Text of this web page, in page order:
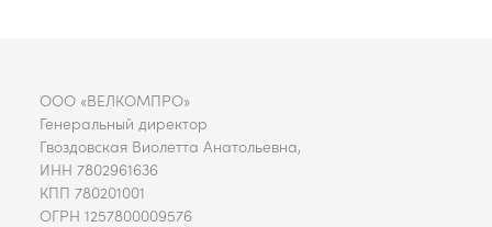
ООО «ВЕЛКОМПРО»
Генеральный директор
Гвоздовская Виолетта Анатольевна,
ИНН 7802961636
КПП 780201001
ОГРН 1257800009576